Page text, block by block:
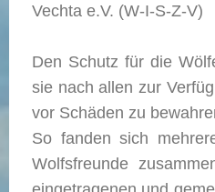
Vechta e.V. (W-I-S-Z-V)
Den Schutz für die
sie nach allen zur
vor Schäden zu
So fanden sich
Wolfsfreunde